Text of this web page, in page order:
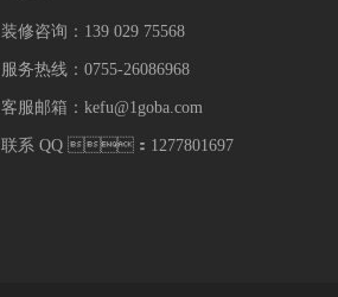
装修咨询：139 029 75568
服务热线：0755-26086968
客服邮箱：kefu@1goba.com
联系 QQ ：1277801697